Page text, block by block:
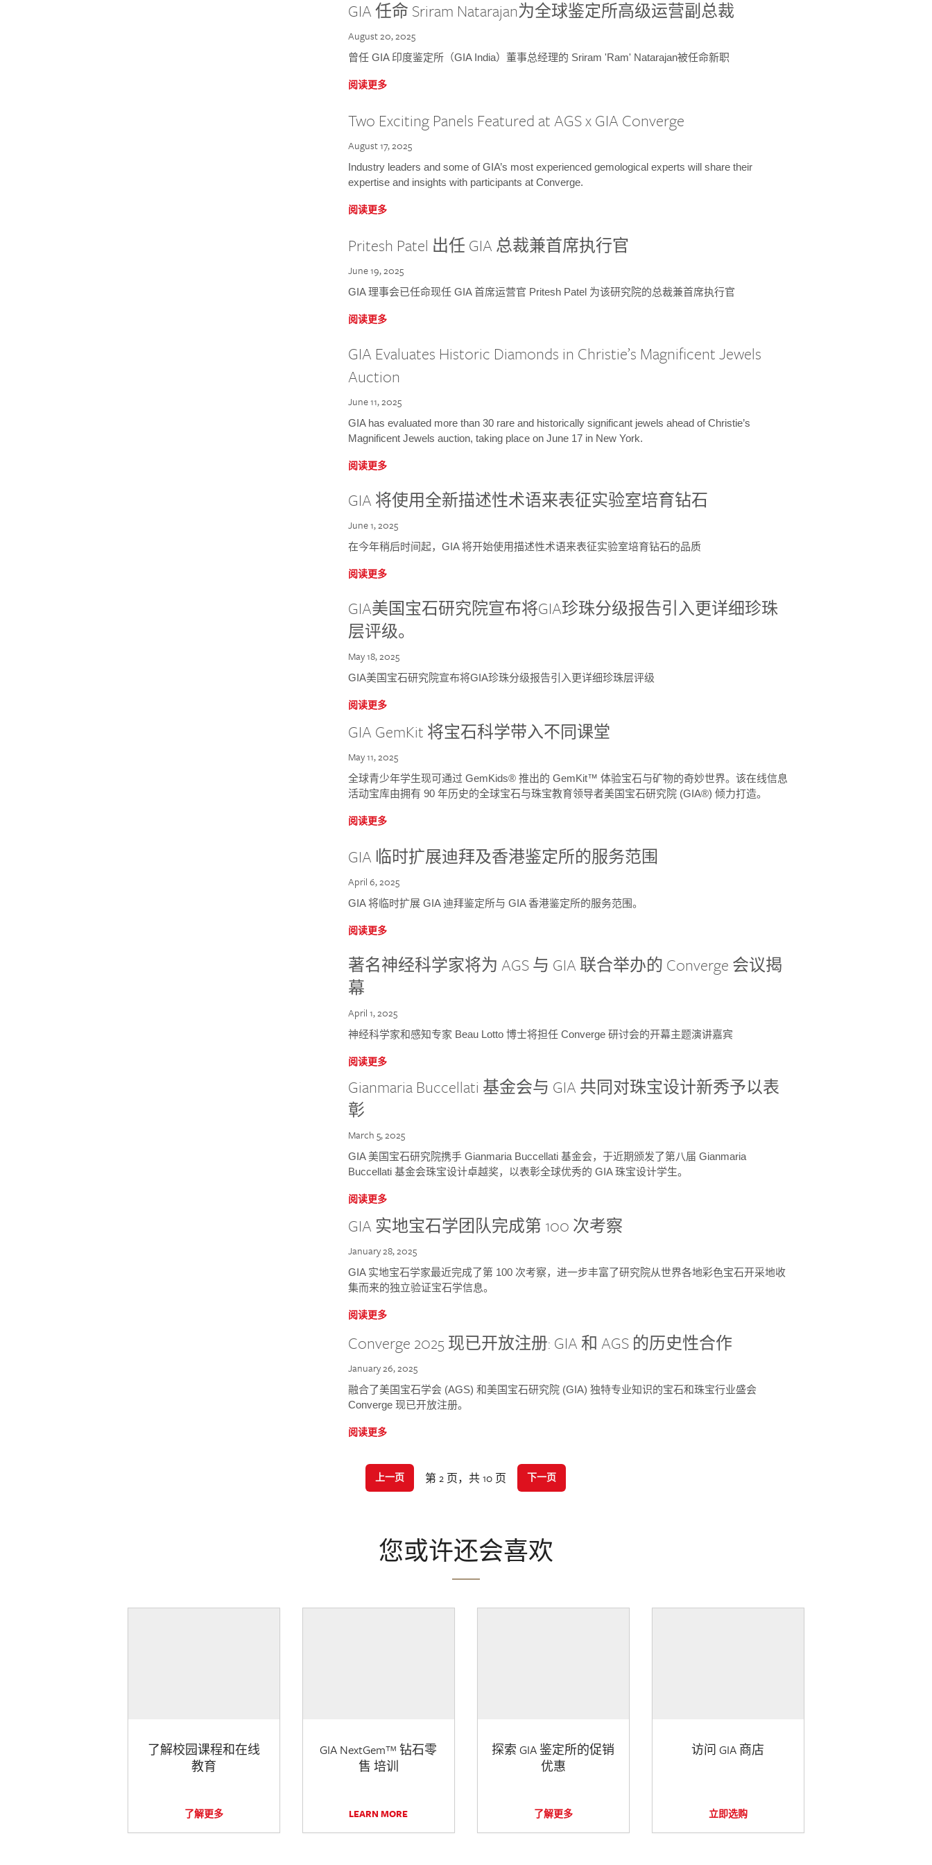
GIA 任命 Sriram Natarajan为全球鉴定所高级运营副总裁
August 20, 2025
曾任 GIA 印度鉴定所（GIA India）董事总经理的 Sriram 'Ram' Natarajan被任命新职
阅读更多
Two Exciting Panels Featured at AGS x GIA Converge
August 17, 2025
Industry leaders and some of GIA’s most experienced gemological experts will share their
expertise and insights with participants at Converge.
阅读更多
Pritesh Patel 出任 GIA 总裁兼首席执行官
June 19, 2025
GIA 理事会已任命现任 GIA 首席运营官 Pritesh Patel 为该研究院的总裁兼首席执行官
阅读更多
GIA Evaluates Historic Diamonds in Christie’s Magnificent Jewels
Auction
June 11, 2025
GIA has evaluated more than 30 rare and historically significant jewels ahead of Christie’s
Magnificent Jewels auction, taking place on June 17 in New York.
阅读更多
GIA 将使用全新描述性术语来表征实验室培育钻石
June 1, 2025
在今年稍后时间起，GIA 将开始使用描述性术语来表征实验室培育钻石的品质
阅读更多
GIA美国宝石研究院宣布将GIA珍珠分级报告引入更详细珍珠
层评级。
May 18, 2025
GIA美国宝石研究院宣布将GIA珍珠分级报告引入更详细珍珠层评级
阅读更多
GIA GemKit 将宝石科学带入不同课堂
May 11, 2025
全球青少年学生现可通过 GemKids® 推出的 GemKit™ 体验宝石与矿物的奇妙世界。该在线信息
活动宝库由拥有 90 年历史的全球宝石与珠宝教育领导者美国宝石研究院 (GIA®) 倾力打造。
阅读更多
GIA 临时扩展迪拜及香港鉴定所的服务范围
April 6, 2025
GIA 将临时扩展 GIA 迪拜鉴定所与 GIA 香港鉴定所的服务范围。
阅读更多
著名神经科学家将为 AGS 与 GIA 联合举办的 Converge 会议揭
幕
April 1, 2025
神经科学家和感知专家 Beau Lotto 博士将担任 Converge 研讨会的开幕主题演讲嘉宾
阅读更多
Gianmaria Buccellati 基金会与 GIA 共同对珠宝设计新秀予以表
彰
March 5, 2025
GIA 美国宝石研究院携手 Gianmaria Buccellati 基金会，于近期颁发了第八届 Gianmaria
Buccellati 基金会珠宝设计卓越奖，以表彰全球优秀的 GIA 珠宝设计学生。
阅读更多
GIA 实地宝石学团队完成第 100 次考察
January 28, 2025
GIA 实地宝石学家最近完成了第 100 次考察，进一步丰富了研究院从世界各地彩色宝石开采地收
集而来的独立验证宝石学信息。
阅读更多
Converge 2025 现已开放注册: GIA 和 AGS 的历史性合作
January 26, 2025
融合了美国宝石学会 (AGS) 和美国宝石研究院 (GIA) 独特专业知识的宝石和珠宝行业盛会
Converge 现已开放注册。
阅读更多
上一页 第 2 页，共 10 页 下一页
您或许还会喜欢
了解校园课程和在线
教育
了解更多
GIA NextGem™ 钻石零
售 培训
LEARN MORE
探索 GIA 鉴定所的促销
优惠
了解更多
访问 GIA 商店
立即选购